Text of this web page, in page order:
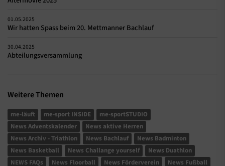
01.05.2025
Wir hatten Spass beim 20. Mettmanner Bachlauf
30.04.2025
Abteilungsversammlung
Weitere Themen
me-läuft me-sport INSIDE
me-sportSTUDIO
News Adventskalender
News aktive Herren
News Archiv - Triathlon
News Bachlauf
News Badminton
News Basketball
News Challange yourself
News Duathlon
NEWS FAQs
News Floorball News Förderverein News Fußball